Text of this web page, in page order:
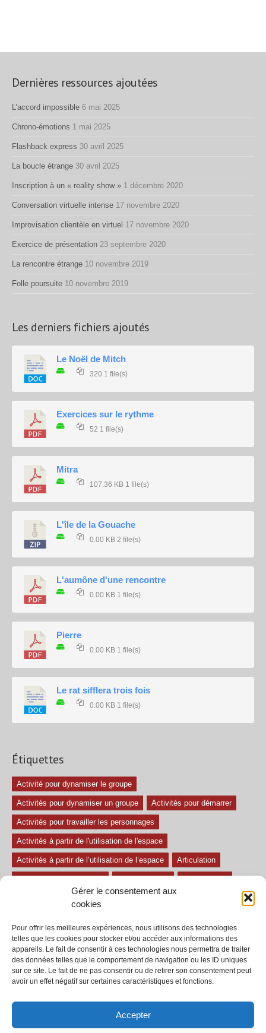
Gérer le consentement aux
cookies
Pour offrir les meilleures expériences, nous utilisons des technologies
telles que les cookies pour stocker et/ou accéder aux informations des
appareils. Le fait de consentir à ces technologies nous permettra de traiter
des données telles que le comportement de navigation ou les ID uniques
sur ce site. Le fait de ne pas consentir ou de retirer son consentement peut
avoir un effet négatif sur certaines caractéristiques et fonctions.
Accepter
Dernières ressources ajoutées
L’accord impossible 6 mai 2025
Chrono-émotions 1 mai 2025
Flashback express 30 avril 2025
La boucle étrange 30 avril 2025
Inscription à un « reality show » 1 décembre 2020
Conversation virtuelle intense 17 novembre 2020
Improvisation clientèle en virtuel 17 novembre 2020
Exercice de présentation 23 septembre 2020
La rencontre étrange 10 novembre 2019
Folle poursuite 10 novembre 2019
Les derniers fichiers ajoutés
Le Noël de Mitch
320 1 file(s)
Exercices sur le rythme
52 1 file(s)
Mitra
107.36 KB 1 file(s)
L'île de la Gouache
0.00 KB 2 file(s)
L'aumône d'une rencontre
0.00 KB 1 file(s)
Pierre
0.00 KB 1 file(s)
Le rat sifflera trois fois
0.00 KB 1 file(s)
Étiquettes
Activité pour dynamiser le groupe
Activités pour dynamiser un groupe Activités pour démarrer
Activités pour travailler les personnages
Activités à partir de l'utilisation de l'espace
Activités à partir de l’utilisation de l’espace Articulation
Exercices difficiles
Le regard et la voix Pièce pour enfant Sans paroles
Secondaire séances tous les exercices
Tous les exercices de théâtre